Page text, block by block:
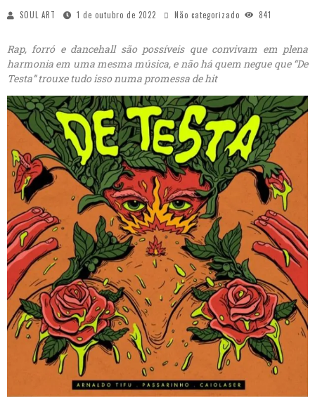
SOUL ART 1 de outubro de 2022 Não categorizado 841
Rap, forró e dancehall são possíveis que convivam em plena
harmonia em uma mesma música, e não há quem negue que “De
Testa” trouxe tudo isso numa promessa de hit